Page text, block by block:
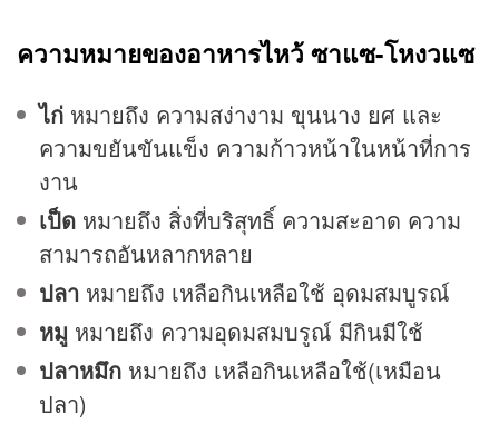
ความหมายของอาหารไหว้ ซาแซ-โหงวแซ
ไก่ หมายถึง ความสง่างาม ขุนนาง ยศ และ
ความขยันขันแข็ง ความก้าวหน้าในหน้าที่การ
งาน
เป็ด หมายถึง สิ่งที่บริสุทธิ์ ความสะอาด ความ
สามารถอันหลากหลาย
ปลา หมายถึง เหลือกินเหลือใช้ อุดมสมบูรณ์
หมู หมายถึง ความอุดมสมบรูณ์ มีกินมีใช้
ปลาหมึก หมายถึง เหลือกินเหลือใช้(เหมือน
ปลา)